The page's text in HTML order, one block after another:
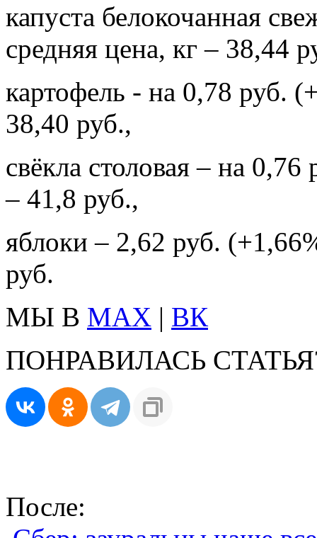
капуста белокочанная
средняя цена, кг – 38,44
картофель - на 0,78 руб.
38,40 руб.,
свёкла столовая – на
– 41,8 руб.,
яблоки – 2,62 руб.
руб.
МЫ В MAX | ВК
ПОНРАВИЛАСЬ
После: